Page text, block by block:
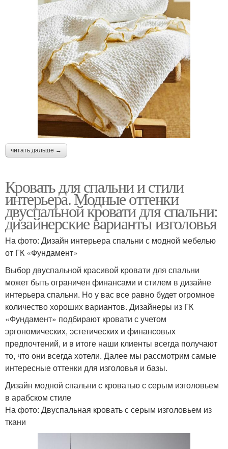
читать дальше →
Кровать для спальни и стили
интерьера. Модные оттенки
двуспальной кровати для спальни:
дизайнерские варианты изголовья
На фото: Дизайн интерьера спальни с модной мебелью
от ГК «Фундамент»
Выбор двуспальной красивой кровати для спальни
может быть ограничен финансами и стилем в дизайне
интерьера спальни. Но у вас все равно будет огромное
количество хороших вариантов. Дизайнеры из ГК
«Фундамент» подбирают кровати с учетом
эргономических, эстетических и финансовых
предпочтений, и в итоге наши клиенты всегда получают
то, что они всегда хотели. Далее мы рассмотрим самые
интересные оттенки для изголовья и базы.
Дизайн модной спальни с кроватью с серым изголовьем
в арабском стиле
На фото: Двуспальная кровать с серым изголовьем из
ткани